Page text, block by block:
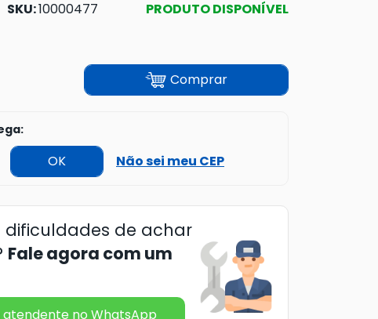
SKU:10000477 PRODUTO DISPONÍVEL
Comprar
OK Não sei meu CEP
dificuldades de achar
Fale agora com um
atendente no WhatsApp